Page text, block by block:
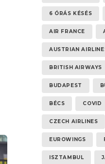
6 ÓRÁS KÉSÉS
AIR FRANCE
AUSTRIAN
BRITISH AIRWAYS
BUDAPEST
BÉCS COVID
CZECH AIRLINES
EUROWINGS
ISZTAMBUL